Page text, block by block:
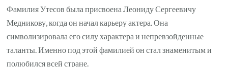
Фамилия Утесов была присвоена Леониду Сергеевичу
Медникову, когда он начал карьеру актера. Она
символизировала его силу характера и непревзойденные
таланты. Именно под этой фамилией он стал знаменитым и
полюбился всей стране.